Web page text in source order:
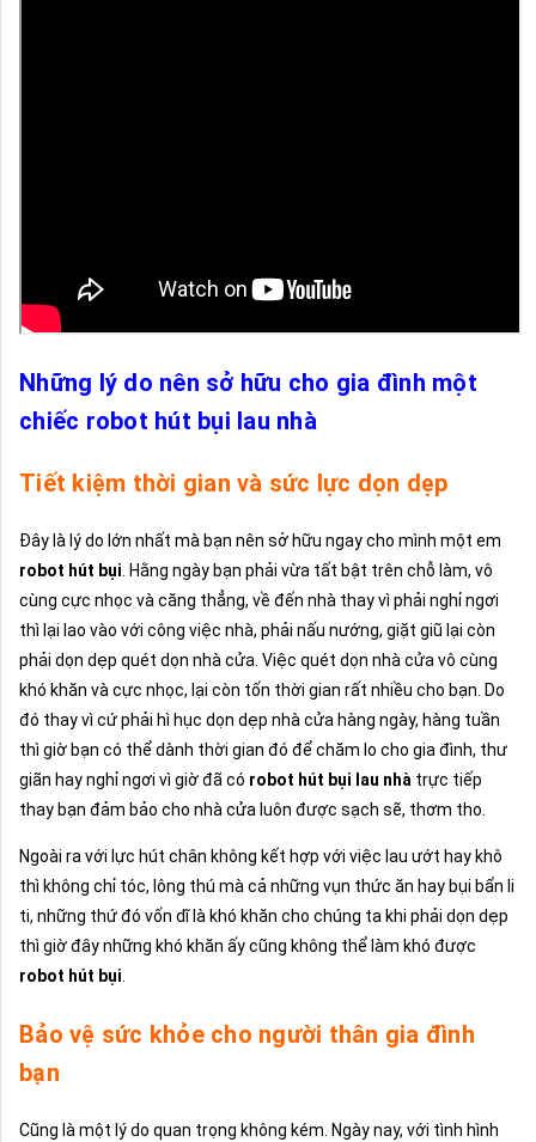
Những lý do nên sở hữu cho gia đình một
chiếc robot hút bụi lau nhà
Tiết kiệm thời gian và sức lực dọn dẹp
Đây là lý do lớn nhất mà bạn nên sở hữu ngay cho mình một em
robot hút bụi. Hằng ngày bạn phải vừa tất bật trên chỗ làm, vô
cùng cực nhọc và căng thẳng, về đến nhà thay vì phải nghỉ ngơi
thì lại lao vào với công việc nhà, phải nấu nướng, giặt giũ lại còn
phải dọn dẹp quét dọn nhà cửa. Việc quét dọn nhà cửa vô cùng
khó khăn và cực nhọc, lại còn tốn thời gian rất nhiều cho bạn. Do
đó thay vì cứ phải hì hục dọn dẹp nhà cửa hàng ngày, hàng tuần
thì giờ bạn có thể dành thời gian đó để chăm lo cho gia đình, thư
giãn hay nghỉ ngơi vì giờ đã có robot hút bụi lau nhà trực tiếp
thay bạn đảm bảo cho nhà cửa luôn được sạch sẽ, thơm tho.
Ngoài ra với lực hút chân không kết hợp với việc lau ướt hay khô
thì không chỉ tóc, lông thú mà cả những vụn thức ăn hay bụi bẩn li
ti, những thứ đó vốn dĩ là khó khăn cho chúng ta khi phải dọn dẹp
thì giờ đây những khó khăn ấy cũng không thể làm khó được
robot hút bụi.
Bảo vệ sức khỏe cho người thân gia đình
bạn
Cũng là một lý do quan trọng không kém. Ngày nay, với tình hình